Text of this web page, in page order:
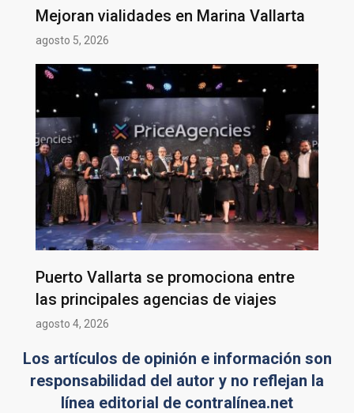
Mejoran vialidades en Marina Vallarta
agosto 5, 2026
Puerto Vallarta se promociona entre
las principales agencias de viajes
agosto 4, 2026
Los artículos de opinión e información son
responsabilidad del autor y no reflejan la
línea editorial de contralínea.net